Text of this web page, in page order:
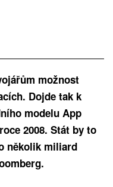
možnost
Dojde tak k
modelu App
2008. Stát by to
několik miliard